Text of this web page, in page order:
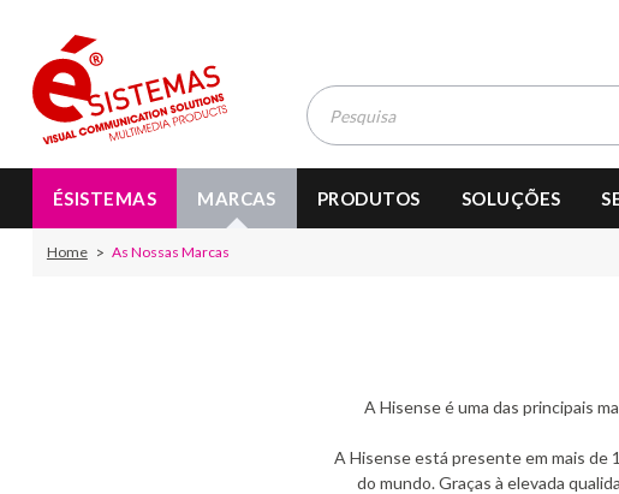
ÉSISTEMAS MARCAS PRODUTOS SOLUÇÕES
Home As Nossas Marcas
A Hisense é uma das principais
A Hisense está presente em mais de
do mundo. Graças à elevada